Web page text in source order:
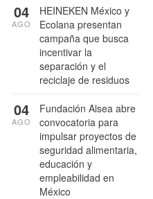
HEINEKEN México y
Ecolana presentan
campaña que busca
incentivar la
separación y el
reciclaje de residuos
04
AGO
Fundación Alsea abre
convocatoria para
impulsar proyectos de
seguridad alimentaria,
educación y
empleabilidad en
México
04
AGO